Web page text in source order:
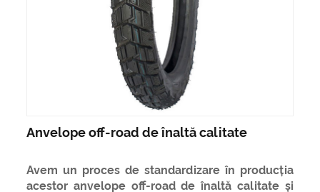
Anvelope off-road de înaltă calitate
Avem un proces de standardizare în producția
acestor anvelope off-road de înaltă calitate și